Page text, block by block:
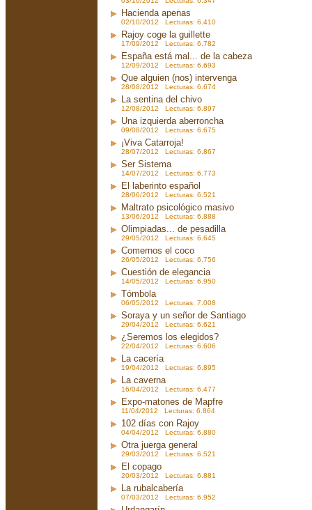
Hacienda apenas
02/10/2012 Lecturas: 6.410
Rajoy coge la guillette
17/09/2012 Lecturas: 6.782
España está mal... de la cabeza
12/09/2012 Lecturas: 6.693
Que alguien (nos) intervenga
28/08/2012 Lecturas: 6.674
La sentina del chivo
12/08/2012 Lecturas: 6.897
Una izquierda aberroncha
09/08/2012 Lecturas: 6.675
¡Viva Catarroja!
28/07/2012 Lecturas: 6.867
Ser Sistema
14/07/2012 Lecturas: 6.773
El laberinto español
28/06/2012 Lecturas: 6.521
Maltrato psicológico masivo
13/06/2012 Lecturas: 6.888
Olimpiadas... de pesadilla
29/05/2012 Lecturas: 6.645
Comernos el coco
26/05/2012 Lecturas: 6.756
Cuestión de elegancia
14/05/2012 Lecturas: 6.950
Tómbola
06/05/2012 Lecturas: 7.008
Soraya y un señor de Santiago
29/04/2012 Lecturas: 6.621
¿Seremos los elegidos?
22/04/2012 Lecturas: 6.606
La cacería
19/04/2012 Lecturas: 6.895
La caverna
16/04/2012 Lecturas: 6.477
Expo-matones de Mapfre
11/04/2012 Lecturas: 6.864
102 días con Rajoy
04/04/2012 Lecturas: 6.880
Otra juerga general
29/03/2012 Lecturas: 6.521
El copago
20/03/2012 Lecturas: 6.881
La rubalcabería
07/03/2012 Lecturas: 6.952